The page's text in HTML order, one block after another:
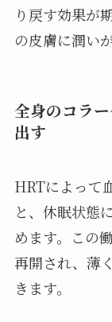
り戻す効果が
の皮膚に潤い
全身のコラ
出す
HRTによって
と、休眠状態
めます。この
再開され、薄
きます。